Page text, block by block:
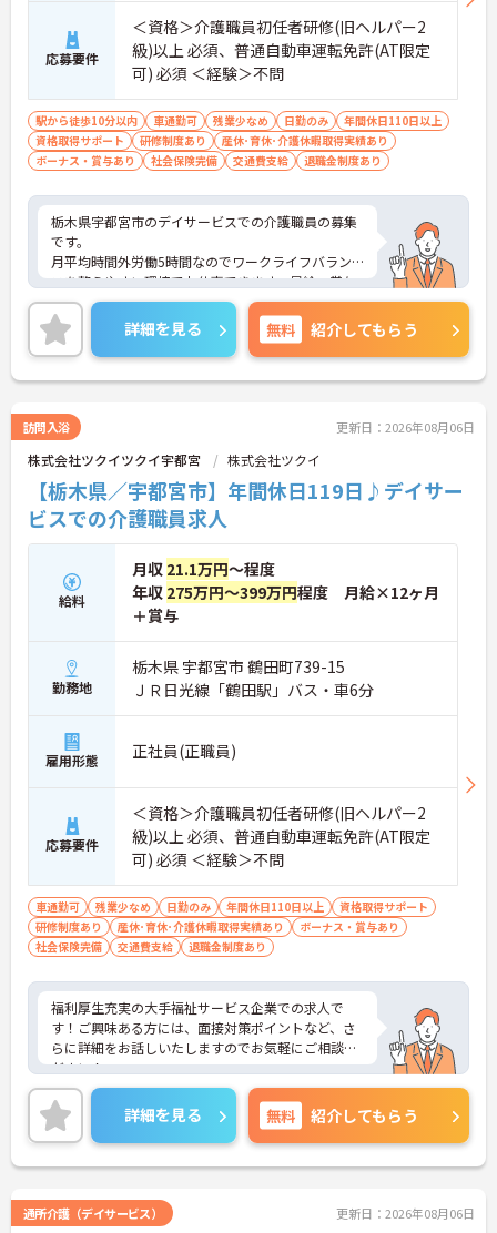
・頑張りをしっかり還元する過去実績最大105万円
の賞与や配偶者・お子様への手厚い扶養手当を支給
S」や勤続3年以上の退職金制度を完備しています
・社内規定の範囲内で髪色や髪型をはじめネイルや
まつげエクステが自由であり自分らしさを大切に働
けます
【有資格者のキャリアパス！手厚いチューター制度
と多彩な研修で専門性を高めます 】
・入社後1年間は専門のチューター（指導担当者）
がマンツーマンで手厚くフォローするため新しい環
境でも安心です
・資格手当の支給や公的資格取得・自己啓発支援制
度を通じて有資格者のさらなるステップアップを後
押しします
・階層別研修や所属先以外の事業所で行う交換研修
応募要件
＜資格＞介護職員初任者研修(旧ヘルパー2
級)以上 必須、普通自動車運転免許(AT限定
可) 必須 ＜経験＞不問
駅から徒歩10分以内 車通勤可 残業少なめ 日勤のみ
年間休日110日以上
資格取得サポート
研修制度あり
産休･育休･介護休暇取得実績あり
ボーナス・賞与あり
社会保険完備 交通費支給 退職金制度あり
栃木県宇都宮市のデイサービスでの介護職員の募集
です。
月平均時間外労働5時間なのでワークライフバラン
スを整えやすい環境でお仕事できます。昇給・賞与
ありのため、あなたの頑張りがしっかり評価されま
す。
ご興味のある方は、面接のポイントをお伝えします
のでお気軽にお問い合せください。
詳細を見る 無料 紹介してもらう
訪問入浴 更新日：2026年08月06日
株式会社ツクイツクイ宇都宮 株式会社ツクイ
【栃木県／宇都宮市】年間休日119日♪デイサー
ビスでの介護職員求人
給料
月収 21.1万円～程度
年収 275万円～399万円程度 月給×12ヶ月
＋賞与
勤務地
栃木県 宇都宮市 鶴田町739-15
ＪＲ日光線「鶴田駅」バス・車6分
雇用形態 正社員(正職員)
応募要件
＜資格＞介護職員初任者研修(旧ヘルパー2
級)以上 必須、普通自動車運転免許(AT限定
可) 必須 ＜経験＞不問
車通勤可 残業少なめ 日勤のみ 年間休日110日以上
資格取得サポート
研修制度あり
産休･育休･介護休暇取得実績あり
ボーナス・賞与あり
社会保険完備
交通費支給 退職金制度あり
福利厚生充実の大手福祉サービス企業での求人で
す！ご興味ある方には、面接対策ポイントなど、さ
らに詳細をお話しいたしますのでお気軽にご相談く
ださい！
詳細を見る 無料 紹介してもらう
通所介護（デイサービス） 更新日：2026年08月06日